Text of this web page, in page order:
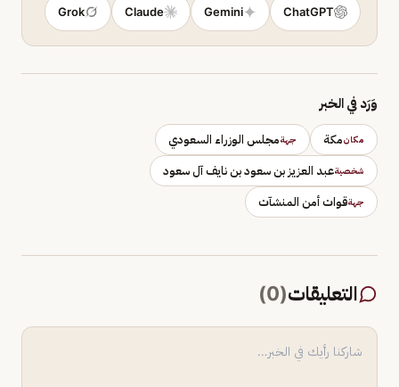
ChatGPT
Gemini
Claude
Grok
وَرَد في الخبر
مكانمكة جهةمجلس الوزراء السعودي
شخصيةعبد العزيز بن سعود بن نايف آل سعود
جهةقوات أمن المنشآت
التعليقات(
0
)